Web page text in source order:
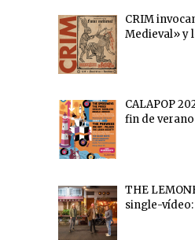
CRIM
Medieval» y
CALAPOP
fin de
THE
single-